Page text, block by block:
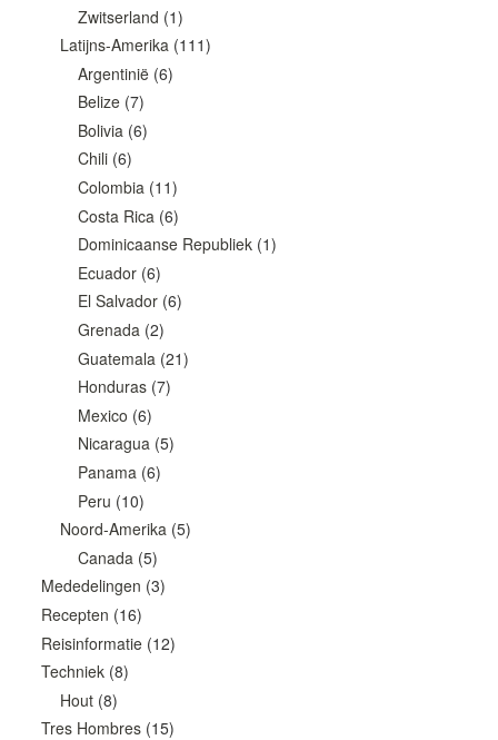
Zwitserland (1)
Latijns-Amerika(111)
Argentinië (6)
Belize (7)
Bolivia (6)
Chili (6)
Colombia (11)
Costa Rica (6)
Dominicaanse Republiek (1)
Ecuador (6)
El Salvador (6)
Grenada (2)
Guatemala (21)
Honduras (7)
Mexico (6)
Nicaragua (5)
Panama (6)
Peru (10)
Noord-Amerika(5)
Canada (5)
Mededelingen (3)
Recepten (16)
Reisinformatie(12)
Techniek(8)
Hout(8)
Tres Hombres(15)